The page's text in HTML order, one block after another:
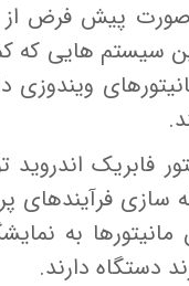
پیش فرض از
سیستم هایی که
فرآیندهای
به
دستگاه دارند.